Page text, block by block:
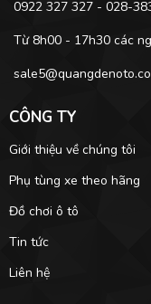
0922 327 327 - 028-
Từ 8h00 - 17h30 các
CÔNG TY
Giới thiệu về chúng tôi
Phụ tùng xe theo hãng
Đồ chơi ô tô
Tin tức
Liên hệ